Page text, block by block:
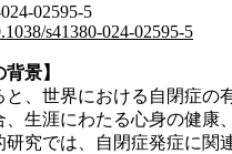
02595-5
s41380-024-02595-5
景】
と、世界における自閉症の
、生涯にわたる心身の健康
研究では、自閉症発症に関